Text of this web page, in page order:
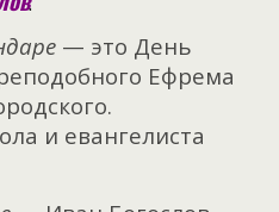
— это День
Ефрема
и евангелиста